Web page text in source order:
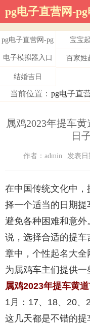
pg电子直营网-
pg电子直营网-pg
电子模拟器入口
宝宝
百家姓
结婚吉日
当前位置： pg电子直
属鸡2023年提车
日
作者：admin 发表日
在中国传统文化中
择一个适当的日期
避免各种困难和意
说，选择合适的提
章中，个性起名大全
为属鸡车主们提供一
属鸡2023年提车黄
1月：17、18、20、
这几天都是不错的